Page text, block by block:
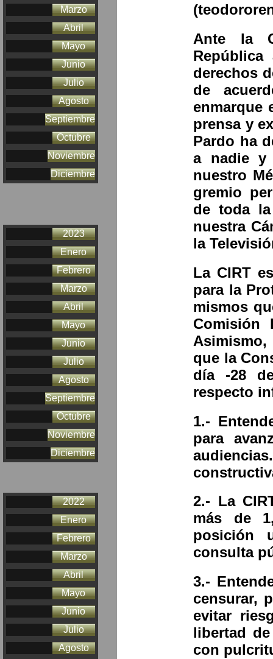
Marzo
Abril
Mayo
Junio
Julio
Agosto
Septiembre
Octubre
Noviembre
Diciembre
2023
Enero
Febrero
Marzo
Abril
Mayo
Junio
Julio
Agosto
Septiembre
Octubre
Noviembre
Diciembre
2022
Enero
Febrero
Marzo
Abril
Mayo
Junio
Julio
Agosto
Ante la
derechos
de
enmarque
prensa y
Pardo ha
a nadie y
nuestro
gremio
de toda
nuestra
la
La CIRT
para la
mismos
Comisión
que la
día -28
respecto
1.-
para
2.- La
más de
posición
consulta
3.-
censurar,
evitar
libertad
con